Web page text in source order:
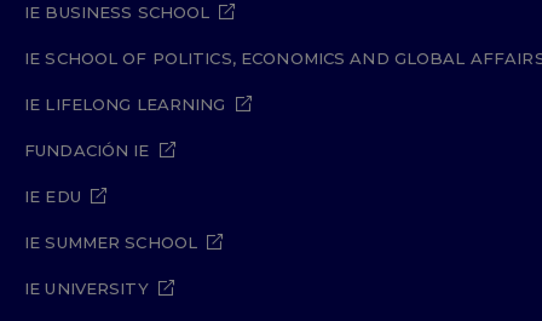
IE BUSINESS SCHOOL
IE SCHOOL OF POLITICS, ECONOMICS AND GLOBAL
IE LIFELONG LEARNING
FUNDACIÓN IE
IE EDU
IE SUMMER SCHOOL
IE UNIVERSITY